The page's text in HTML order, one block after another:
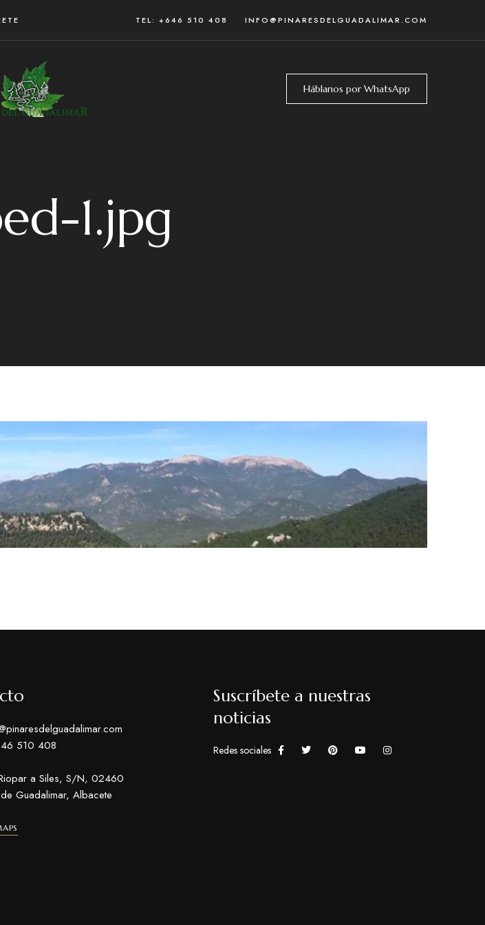
TEL: +646 510 408 INFO@PINARESDELGUADALIMAR.COM
Háblanos por WhatsApp
1.jpg
510 408
a Siles, S/N, 02460
Guadalimar, Albacete
Suscríbete a nuestras
noticias
Redes sociales